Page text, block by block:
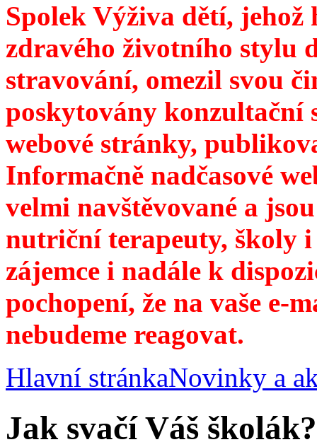
Spolek Výživa dětí,
zdravého životního stylu
stravování, omezil svou
poskytovány konzultační
webové stránky,
Informačně nadčasové
velmi navštěvované a
nutriční terapeuty, školy
zájemce i nadále k
pochopení, že na vaše e-
nebudeme reagovat.
Hlavní stránkaNovinky a
Jak svačí Váš školák?